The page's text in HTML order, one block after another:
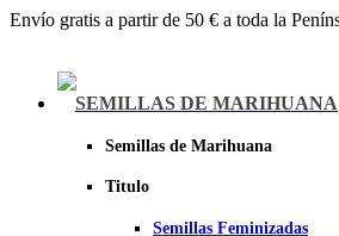
Envío gratis a partir de 50 € a toda la
SEMILLAS DE MARIHUANA
Semillas de Marihuana
Titulo
Semillas Feminizadas